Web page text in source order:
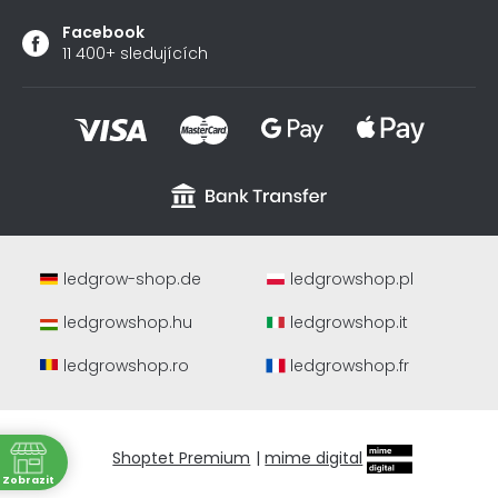
Facebook
11 400+ sledujících
ledgrow-shop.de
ledgrowshop.pl
ledgrowshop.hu
ledgrowshop.it
ledgrowshop.ro
ledgrowshop.fr
Shoptet Premium |mime digital
Zobrazit